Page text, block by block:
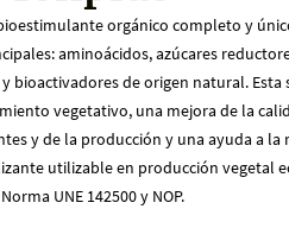
orgánico completo y
aminoácidos, azúcares
bioactivadores de origen natural. Esta
vegetativo, una mejora de la
y de la producción y una ayuda a
utilizable en producción vegetal
UNE 142500 y NOP.